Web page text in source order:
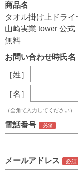
商品名
タオル掛け上ドラ
山崎実業 tower 公
無料
お問い合わせ時氏名
［姓］
［名］
（全角で入力してください）
電話番号
メールアドレス